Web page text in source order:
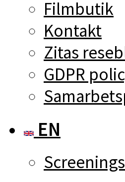
Filmbutik
Kontakt
Zitas
GDPR
EN